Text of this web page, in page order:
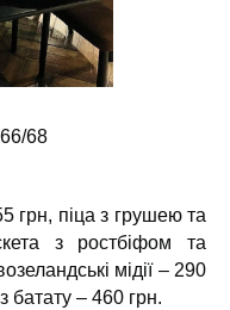
68
грн, піца з грушею та
з ростбіфом та
мідії – 290
батату – 460 грн.